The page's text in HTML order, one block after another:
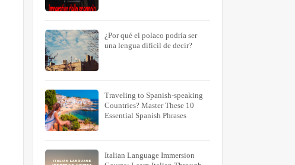
¿Por qué el polaco podría ser
una lengua difícil de decir?
Traveling to Spanish-speaking
Countries? Master These 10
Essential Spanish Phrases
Italian Language Immersion